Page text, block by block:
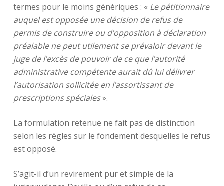
termes pour le moins génériques : « Le pétitionnaire
auquel est opposée une décision de refus de
permis de construire ou d’opposition à déclaration
préalable ne peut utilement se prévaloir devant le
juge de l’excès de pouvoir de ce que l’autorité
administrative compétente aurait dû lui délivrer
l’autorisation sollicitée en l’assortissant de
prescriptions spéciales».
La formulation retenue ne fait pas de distinction
selon les règles sur le fondement desquelles le refus
est opposé.
S’agit-il d’un revirement pur et simple de la